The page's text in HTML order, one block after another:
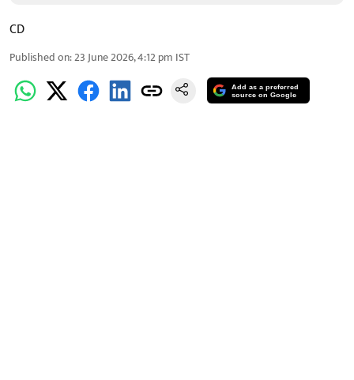
CD
Published on:23 June 2026, 4:12 pm IST
Add as a preferred
source on Google